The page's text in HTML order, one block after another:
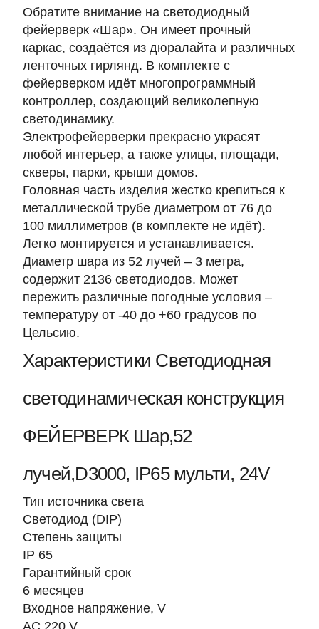
Обратите внимание на светодиодный
фейерверк «Шар». Он имеет прочный
каркас, создаётся из дюралайта и различных
ленточных гирлянд. В комплекте с
фейерверком идёт многопрограммный
контроллер, создающий великолепную
светодинамику.
Электрофейерверки прекрасно украсят
любой интерьер, а также улицы, площади,
скверы, парки, крыши домов.
Головная часть изделия жестко крепиться к
металлической трубе диаметром от 76 до
100 миллиметров (в комплекте не идёт).
Легко монтируется и устанавливается.
Диаметр шара из 52 лучей – 3 метра,
содержит 2136 светодиодов. Может
пережить различные погодные условия –
температуру от -40 до +60 градусов по
Цельсию.
Характеристики Светодиодная
светодинамическая конструкция
ФЕЙЕРВЕРК Шар,52
лучей,D3000, IP65 мульти, 24V
Тип источника света
Светодиод (DIP)
Степень защиты
IP 65
Гарантийный срок
6 месяцев
Входное напряжение, V
AC 220 V